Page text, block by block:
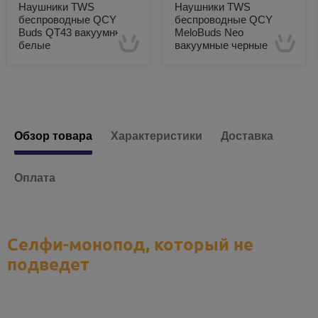
Наушники TWS
беспроводные QCY
Buds QT43 вакуумные
белые
Наушники TWS
беспроводные QCY
MeloBuds Neo
вакуумные черные
Обзор товара Характеристики Доставка
Оплата
Селфи-монопод, который не
подведет